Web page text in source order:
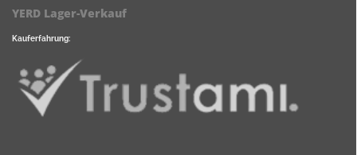
YERD Lager-Verkauf
Kauferfahrung: